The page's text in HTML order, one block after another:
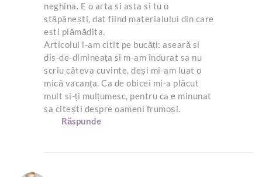
neghina. E o arta si asta si tu o
stăpânești, dat fiind materialului din care
esti plămădita.
Articolul l-am citit pe bucăți: aseară si
dis-de-dimineața si m-am îndurat sa nu
scriu câteva cuvinte, deși mi-am luat o
mică vacanța. Ca de obicei mi-a plăcut
mult si-ți mulțumesc, pentru ca e minunat
sa citești despre oameni frumoși.
Răspunde